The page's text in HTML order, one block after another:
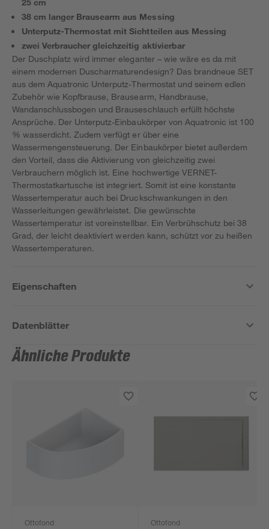
25 cm
38 cm langer Brausearm aus Messing
Unterputz-Thermostat mit Sichtteilen aus Messing
zwei Verbraucher gleichzeitig aktivierbar
Der Duschplatz wird immer eleganter – wie wäre es da mit
einem modernen Duscharmaturendesign? Das brandneue SET
aus dem Aquatronic Unterputz-Thermostat und seinem edlen
Zubehör wie Kopfbrause, Brausearm, Handbrause,
Wandanschlussbogen und Brauseschlauch erfüllt höchste
Ansprüche. Der Unterputz-Einbaukörper von Aquatronic ist 100
% wasserdicht. Zudem verfügt er über eine
Wassermengensteuerung. Der Einbaukörper bietet außerdem
den Vorteil, dass die Aktivierung von gleichzeitig zwei
Verbrauchern möglich ist. Eine hochwertige VERNET-
Thermostatkartusche ist integriert. Somit ist eine konstante
Wassertemperatur auch bei Druckschwankungen in den
Wasserleitungen gewährleistet. Die gewünschte
Wassertemperatur ist voreinstellbar. Ein Verbrühschutz bei 38
Grad, der leicht deaktiviert werden kann, schützt vor zu heißen
Wassertemperaturen.
Eigenschaften
Datenblätter
Ähnliche Produkte
Ottofond Ottofond